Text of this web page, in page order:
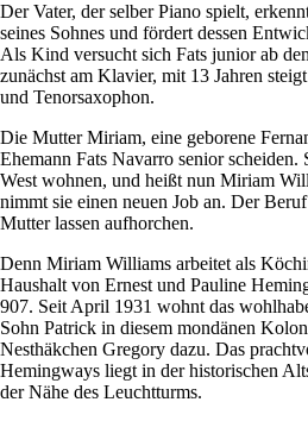
Der Vater, der selber Piano spielt,
seines Sohnes und fördert dessen
Als Kind versucht sich Fats junior ab
zunächst am Klavier, mit 13 Jahren
und Tenorsaxophon.
Die Mutter Miriam, eine geborene
Ehemann Fats Navarro senior
West wohnen, und heißt nun Miriam
nimmt sie einen neuen Job an. Der
Mutter lassen aufhorchen.
Denn Miriam Williams arbeitet als
Haushalt von Ernest und Pauline
907. Seit April 1931 wohnt das
Sohn Patrick in diesem mondänen
Nesthäkchen Gregory dazu. Das
Hemingways liegt in der historischen
der Nähe des Leuchtturms.